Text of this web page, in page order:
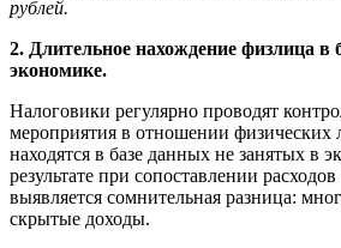
рублей.
2. Длительное нахождение физлица в
экономике.
Налоговики регулярно проводят
мероприятия в отношении физических
находятся в базе данных не занятых в
результате при сопоставлении
выявляется сомнительная разница:
скрытые доходы.